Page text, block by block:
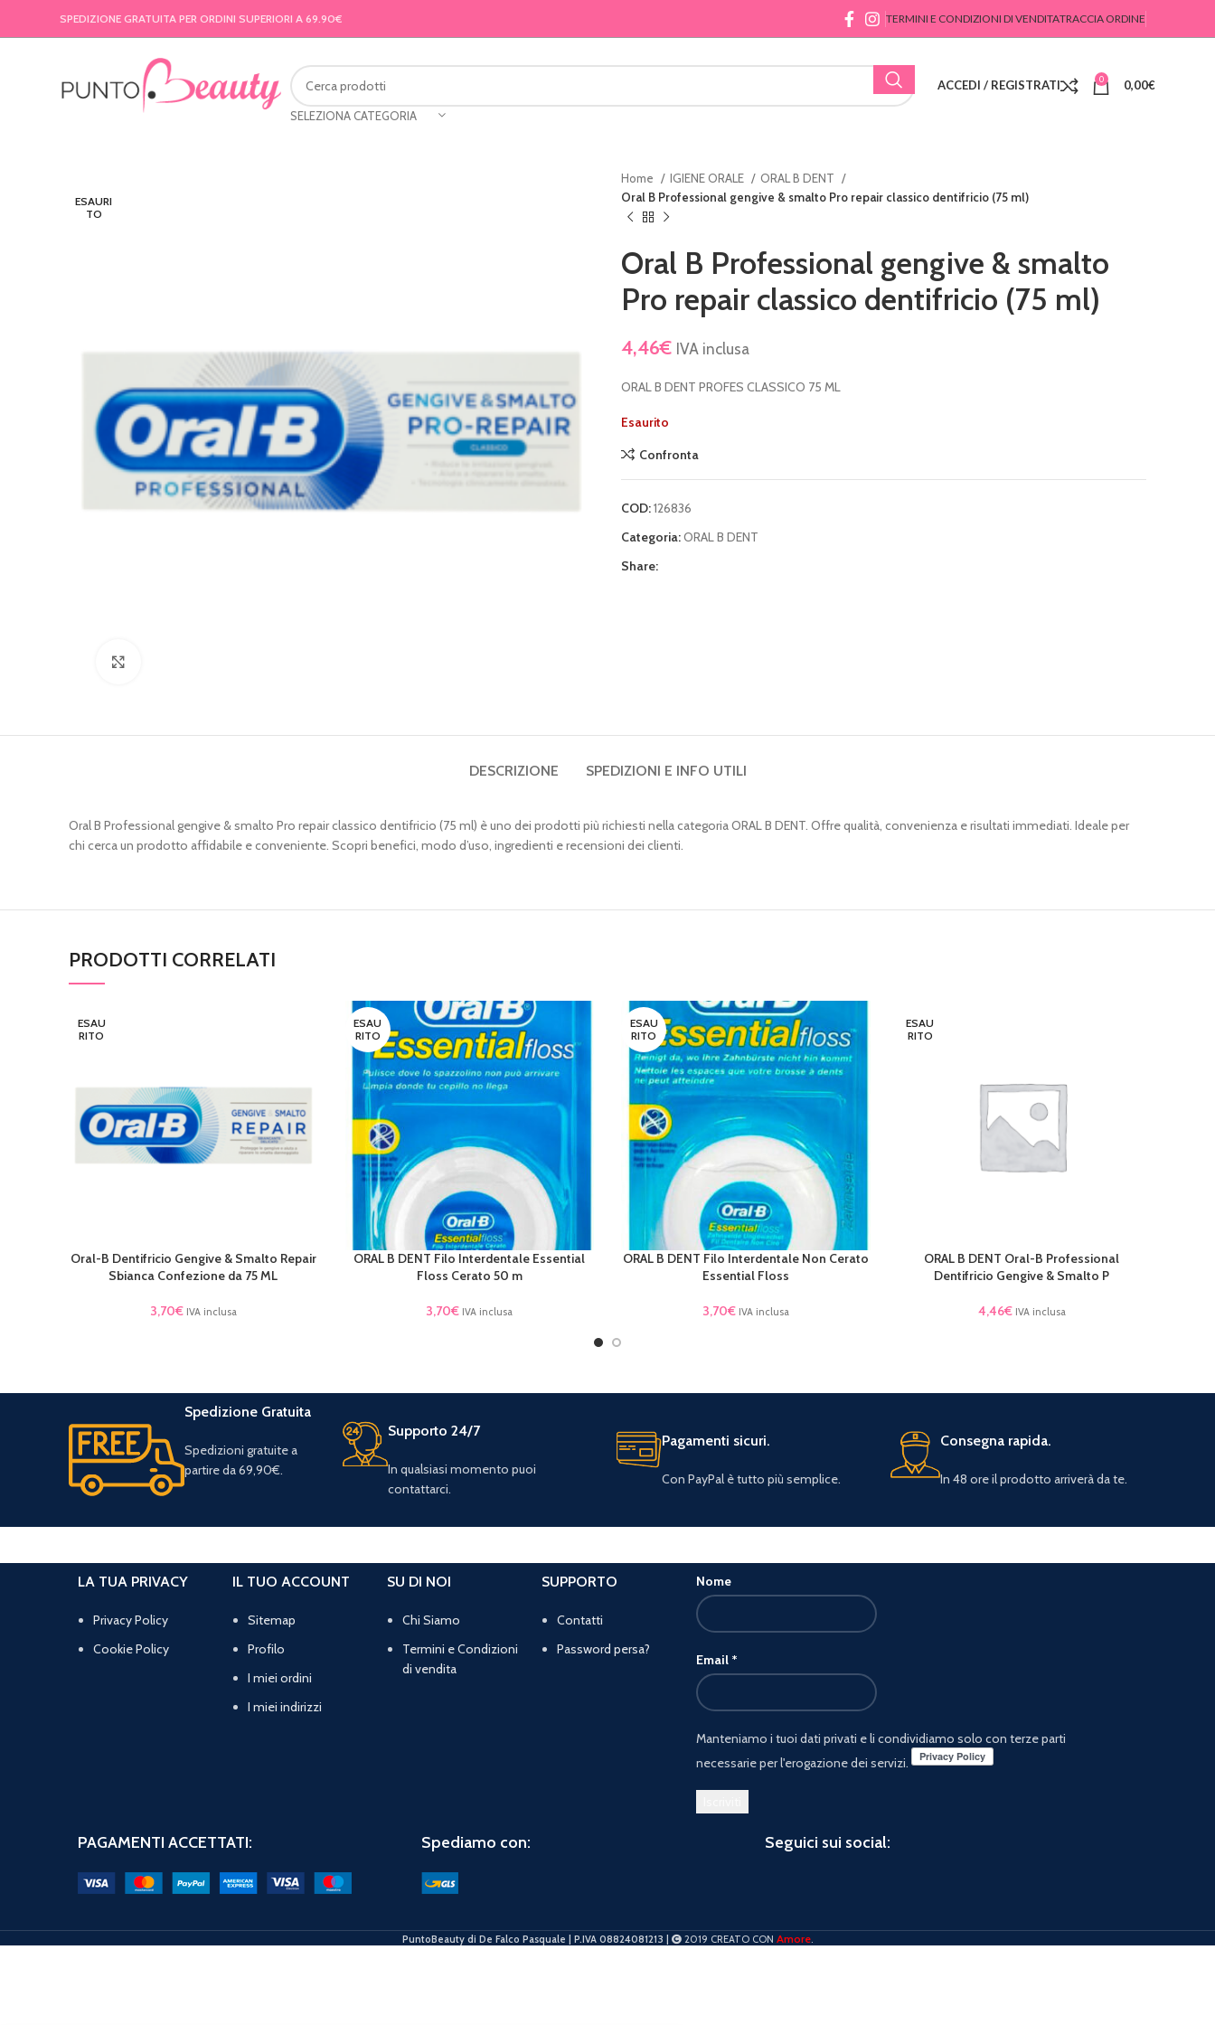
SPEDIZIONE GRATUITA PER ORDINI SUPERIORI A 69.90€ TERMINI E CONDIZIONI DI VENDITATRACCIA ORDINE
SELEZIONA CATEGORIA
ACCEDI / REGISTRATI 0 0,00€
ESAURI
TO
Home IGIENE ORALE
ORAL B DENT
Oral B Professional gengive & smalto Pro repair classico dentifricio (75 ml)
Oral B Professional gengive & smalto
Pro repair classico dentifricio (75 ml)
4,46€ IVA inclusa
ORAL B DENT PROFES CLASSICO 75 ML
Esaurito
Confronta
COD:126836
Categoria:ORAL B DENT
Share:
DESCRIZIONE SPEDIZIONI E INFO UTILI
Oral B Professional gengive & smalto Pro repair classico dentifricio (75 ml) è uno dei prodotti più richiesti nella categoria ORAL B DENT. Offre qualità, convenienza e risultati immediati. Ideale per
chi cerca un prodotto affidabile e conveniente. Scopri benefici, modo d’uso, ingredienti e recensioni dei clienti.
PRODOTTI CORRELATI
ESAU
RITO
LEGGI TUTTO
Oral-B Dentifricio Gengive & Smalto Repair
Sbianca Confezione da 75 ML
3,70€ IVA inclusa
ESAU
RITO
LEGGI TUTTO
ORAL B DENT Filo Interdentale Essential
Floss Cerato 50 m
3,70€ IVA inclusa
ESAU
RITO
LEGGI TUTTO
ORAL B DENT Filo Interdentale Non Cerato
Essential Floss
3,70€ IVA inclusa
ESAU
RITO
LEGGI TUTTO
ORAL B DENT Oral-B Professional
Dentifricio Gengive & Smalto P
4,46€ IVA inclusa
Spedizione Gratuita
Spedizioni gratuite a
partire da 69,90€.
Supporto 24/7
In qualsiasi momento puoi
contattarci.
Pagamenti sicuri.
Con PayPal è tutto più semplice.
Consegna rapida.
In 48 ore il prodotto arriverà da te.
LA TUA PRIVACY
Privacy Policy
Cookie Policy
IL TUO ACCOUNT
Sitemap
Profilo
I miei ordini
I miei indirizzi
SU DI NOI
Chi Siamo
Termini e Condizioni
di vendita
SUPPORTO
Contatti
Password persa?
Nome
Email *
Manteniamo i tuoi dati privati e li condividiamo solo con terze parti
necessarie per l'erogazione dei servizi.
PAGAMENTI ACCETTATI: Spediamo con: Seguici sui social:
PuntoBeauty di De Falco Pasquale | P.IVA 08824081213 | 2019 CREATO CON Amore.